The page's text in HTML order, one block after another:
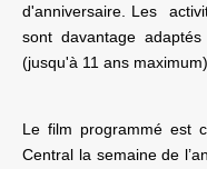
d'anniversaire. Les
sont davantage
(jusqu'à 11 ans
Le film programmé est
Central la semaine de